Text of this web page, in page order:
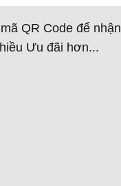
QR Code để nhận
Ưu đãi hơn...